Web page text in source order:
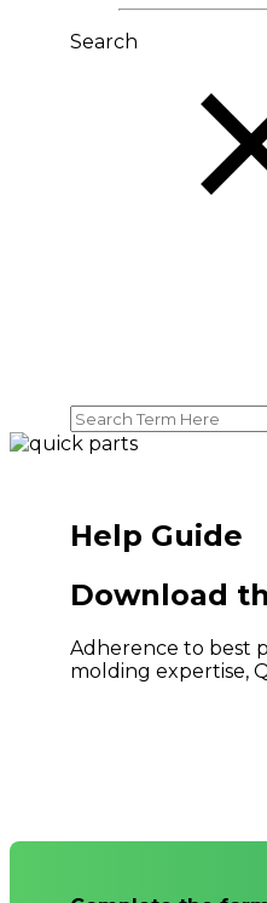
Search
Help Guide
Download
Adherence to best
molding expertise,